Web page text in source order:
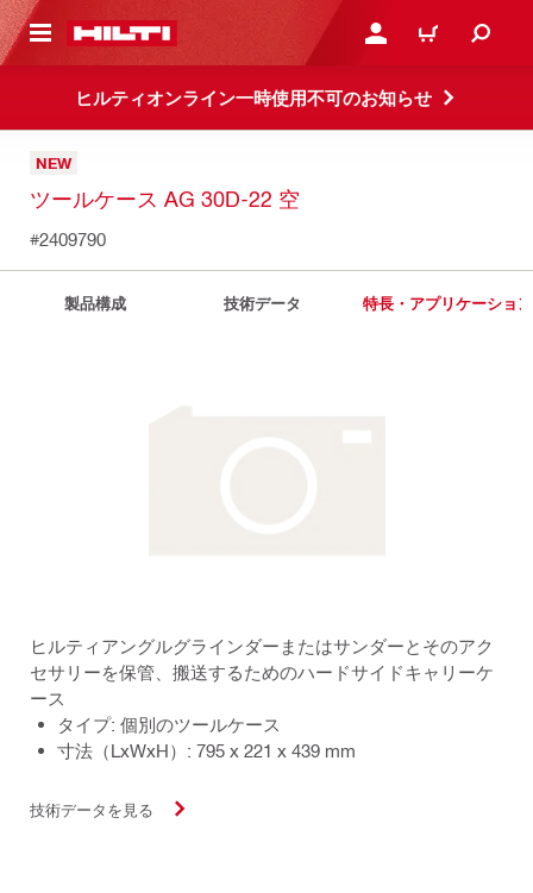
内容を表示 ログイン・新規オンライ
カート
ヒルティオンライン一時使用不可のお知らせ
NEW
ツールケース AG 30D-22 空
#2409790
製品構成 技術データ 特長・アプリケーション
ヒルティアングルグラインダーまたはサンダーとそのアク
セサリーを保管、搬送するためのハードサイドキャリーケ
ース
タイプ: 個別のツールケース
寸法（LxWxH）: 795 x 221 x 439 mm
技術データを見る